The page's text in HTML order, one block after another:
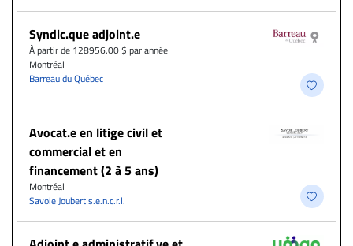
Syndic.que adjoint.e
À partir de 128956.00 $ par année
Montréal
Barreau du Québec
Avocat.e en litige civil et
commercial et en
financement (2 à 5 ans)
Montréal
Savoie Joubert s.e.n.c.r.l.